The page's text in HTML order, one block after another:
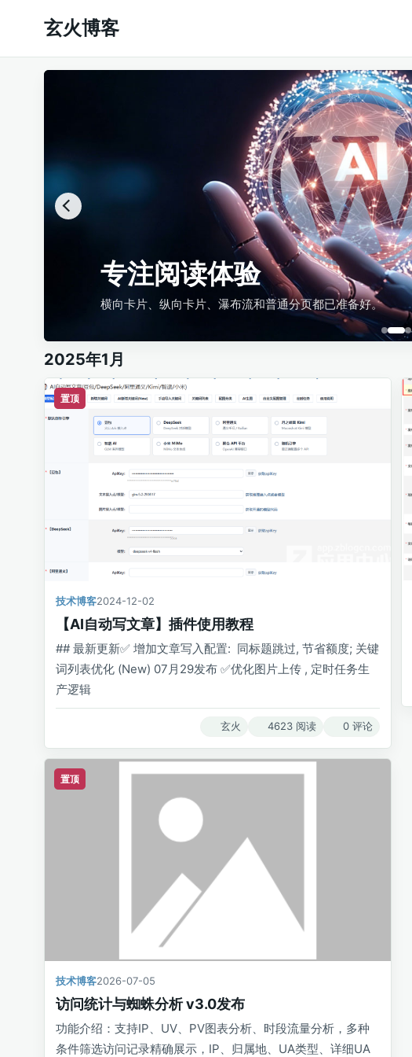
玄火博客
专注阅读体验
横向卡片、纵向卡片、瀑布流和普通分页都已准备好。
2025年1月
置顶
技术博客2024-12-02
【AI自动写文章】插件使用教程
## 最新更新✅️ 增加文章写入配置: 同标题跳过, 节省额度; 关键
词列表优化 (New) 07月29发布 ✅️优化图片上传 , 定时任务生
产逻辑
玄火 4623 阅读 0 评论
置顶
技术博客2026-07-05
访问统计与蜘蛛分析 v3.0发布
功能介绍：支持IP、UV、PV图表分析、时段流量分析，多种
条件筛选访问记录精确展示，IP、归属地、UA类型、详细UA